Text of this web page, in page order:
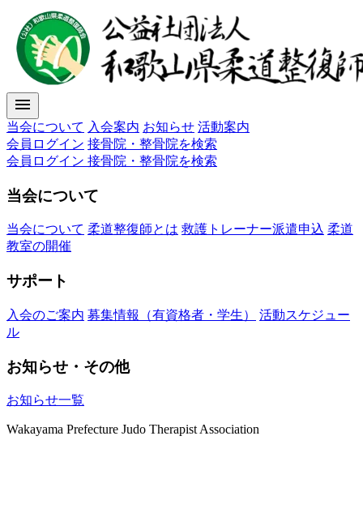
menu
当会について 入会案内 お知らせ 活動案内
会員ログイン 接骨院・整骨院を検索
会員ログイン 接骨院・整骨院を検索
当会について
当会について 柔道整復師とは 救護トレーナー派遣申込 柔道
教室の開催
サポート
入会のご案内 募集情報（有資格者・学生）
活動スケジュー
ル
お知らせ・その他
お知らせ一覧
Wakayama Prefecture Judo Therapist Association